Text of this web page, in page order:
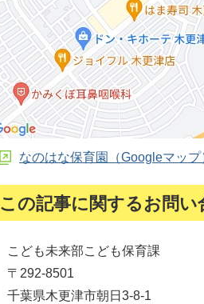
なのはな保育園（Googleマップ
この記事に関するお問い
こども未来部こども保育課
〒292-8501
千葉県木更津市朝日3-8-1